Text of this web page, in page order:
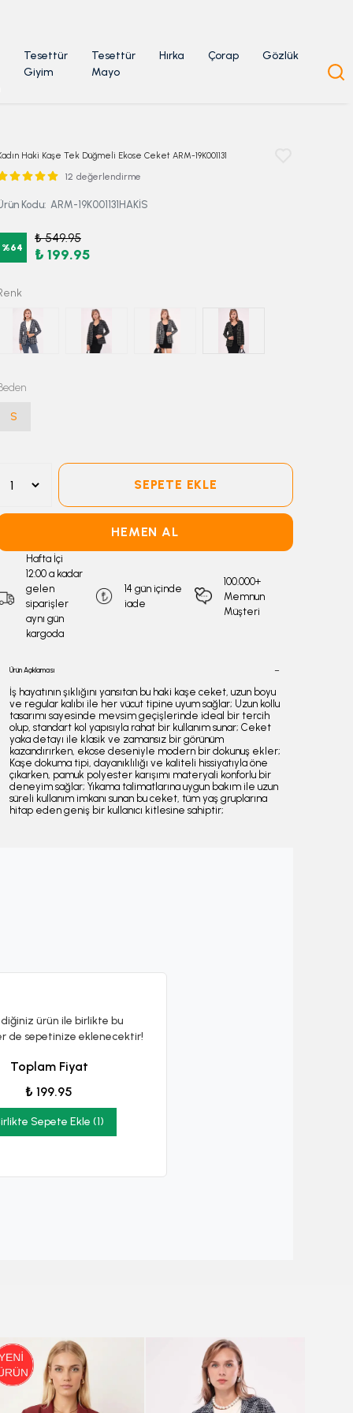
Tesettür
Giyim
Tesettür
Mayo
Hırka Çorap Gözlük
Haki Kaşe Tek Düğmeli Ekose Ceket ARM-19K001131
12 değerlendirme
Kodu: ARM-19K001131HAKİS
%64
₺ 549.95
₺ 199.95
S
SEPETE EKLE
HEMEN AL
Hafta İçi
12:00 a kadar
gelen
siparişler
aynı gün
kargoda
14 gün içinde
iade
100.000+
Memnun
Müşteri
Ürün Açıklaması
İş hayatının şıklığını yansıtan bu haki kaşe ceket, uzun boyu
ve regular kalıbı ile her vücut tipine uyum sağlar; Uzun kollu
tasarımı sayesinde mevsim geçişlerinde ideal bir tercih
olup, standart kol yapısıyla rahat bir kullanım sunar; Ceket
yaka detayı ile klasik ve zamansız bir görünüm
kazandırırken, ekose deseniyle modern bir dokunuş ekler;
Kaşe dokuma tipi, dayanıklılığı ve kaliteli hissiyatıyla öne
çıkarken, pamuk polyester karışımı materyali konforlu bir
deneyim sağlar; Yıkama talimatlarına uygun bakım ile uzun
süreli kullanım imkanı sunan bu ceket, tüm yaş gruplarına
hitap eden geniş bir kullanıcı kitlesine sahiptir;
ürün ile birlikte bu
de sepetinize eklenecektir!
Toplam Fiyat
₺ 199.95
Sepete Ekle (1)